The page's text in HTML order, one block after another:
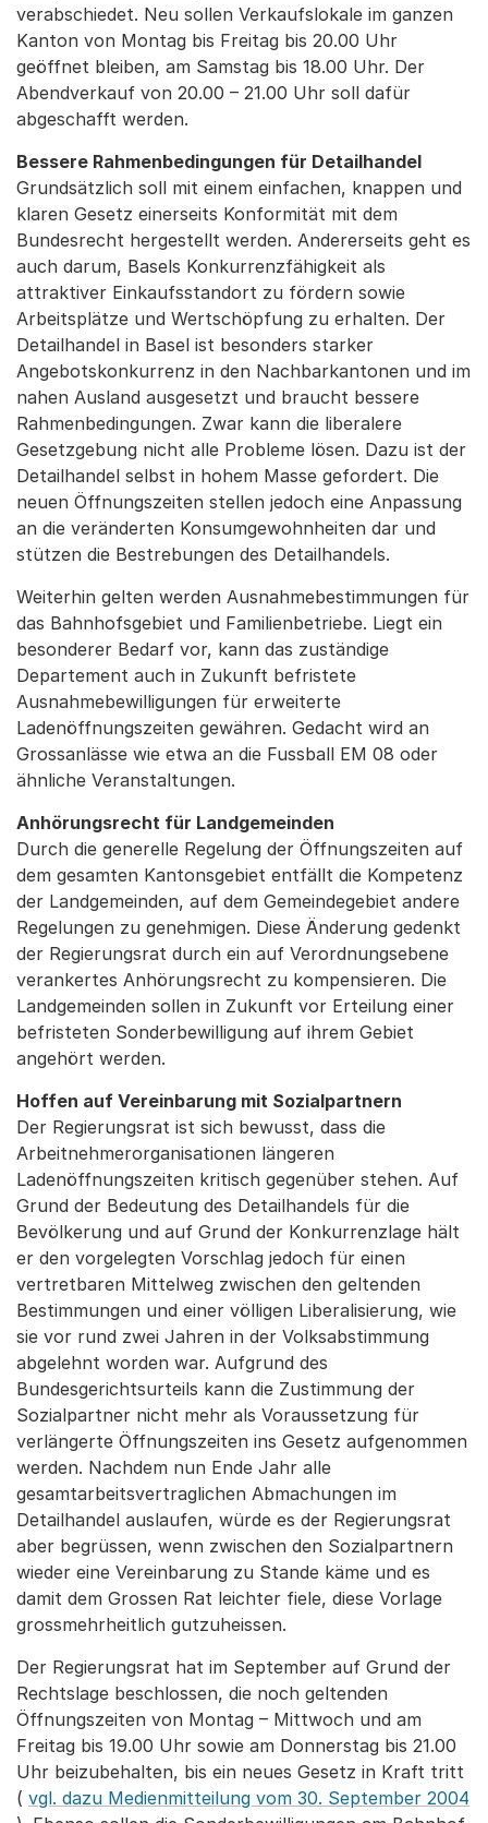
verabschiedet. Neu sollen Verkaufslokale im ganzen
Kanton von Montag bis Freitag bis 20.00 Uhr
geöffnet bleiben, am Samstag bis 18.00 Uhr. Der
Abendverkauf von 20.00 – 21.00 Uhr soll dafür
abgeschafft werden.
Bessere Rahmenbedingungen für Detailhandel
Grundsätzlich soll mit einem einfachen, knappen und
klaren Gesetz einerseits Konformität mit dem
Bundesrecht hergestellt werden. Andererseits geht es
auch darum, Basels Konkurrenzfähigkeit als
attraktiver Einkaufsstandort zu fördern sowie
Arbeitsplätze und Wertschöpfung zu erhalten. Der
Detailhandel in Basel ist besonders starker
Angebotskonkurrenz in den Nachbarkantonen und im
nahen Ausland ausgesetzt und braucht bessere
Rahmenbedingungen. Zwar kann die liberalere
Gesetzgebung nicht alle Probleme lösen. Dazu ist der
Detailhandel selbst in hohem Masse gefordert. Die
neuen Öffnungszeiten stellen jedoch eine Anpassung
an die veränderten Konsumgewohnheiten dar und
stützen die Bestrebungen des Detailhandels.
Weiterhin gelten werden Ausnahmebestimmungen für
das Bahnhofsgebiet und Familienbetriebe. Liegt ein
besonderer Bedarf vor, kann das zuständige
Departement auch in Zukunft befristete
Ausnahmebewilligungen für erweiterte
Ladenöffnungszeiten gewähren. Gedacht wird an
Grossanlässe wie etwa an die Fussball EM 08 oder
ähnliche Veranstaltungen.
Anhörungsrecht für Landgemeinden
Durch die generelle Regelung der Öffnungszeiten auf
dem gesamten Kantonsgebiet entfällt die Kompetenz
der Landgemeinden, auf dem Gemeindegebiet andere
Regelungen zu genehmigen. Diese Änderung gedenkt
der Regierungsrat durch ein auf Verordnungsebene
verankertes Anhörungsrecht zu kompensieren. Die
Landgemeinden sollen in Zukunft vor Erteilung einer
befristeten Sonderbewilligung auf ihrem Gebiet
angehört werden.
Hoffen auf Vereinbarung mit Sozialpartnern
Der Regierungsrat ist sich bewusst, dass die
Arbeitnehmerorganisationen längeren
Ladenöffnungszeiten kritisch gegenüber stehen. Auf
Grund der Bedeutung des Detailhandels für die
Bevölkerung und auf Grund der Konkurrenzlage hält
er den vorgelegten Vorschlag jedoch für einen
vertretbaren Mittelweg zwischen den geltenden
Bestimmungen und einer völligen Liberalisierung, wie
sie vor rund zwei Jahren in der Volksabstimmung
abgelehnt worden war. Aufgrund des
Bundesgerichtsurteils kann die Zustimmung der
Sozialpartner nicht mehr als Voraussetzung für
verlängerte Öffnungszeiten ins Gesetz aufgenommen
werden. Nachdem nun Ende Jahr alle
gesamtarbeitsvertraglichen Abmachungen im
Detailhandel auslaufen, würde es der Regierungsrat
aber begrüssen, wenn zwischen den Sozialpartnern
wieder eine Vereinbarung zu Stande käme und es
damit dem Grossen Rat leichter fiele, diese Vorlage
grossmehrheitlich gutzuheissen.
Der Regierungsrat hat im September auf Grund der
Rechtslage beschlossen, die noch geltenden
Öffnungszeiten von Montag – Mittwoch und am
Freitag bis 19.00 Uhr sowie am Donnerstag bis 21.00
Uhr beizubehalten, bis ein neues Gesetz in Kraft tritt
( vgl. dazu Medienmitteilung vom 30. September 2004